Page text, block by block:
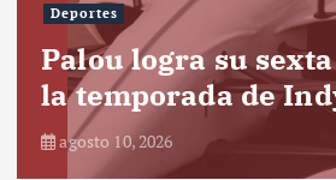
Deportes
Palou logra su
la temporada de
agosto 10, 2026